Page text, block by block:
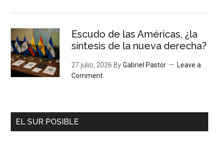
Escudo de las Américas, ¿la
síntesis de la nueva derecha?
27 julio, 2026 ByGabriel Pastor
Leave a
Comment
EL SUR POSIBLE